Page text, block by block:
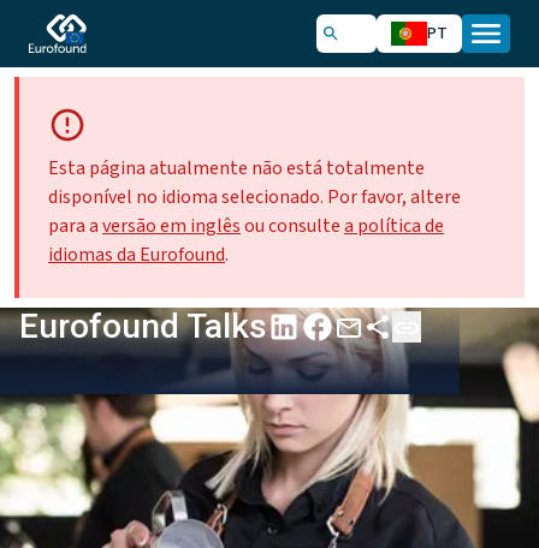
PT
Esta página atualmente não está totalmente
disponível no idioma selecionado. Por favor, altere
para aversão em inglêsou consultea política de
idiomas da Eurofound.
Eurofound Talks